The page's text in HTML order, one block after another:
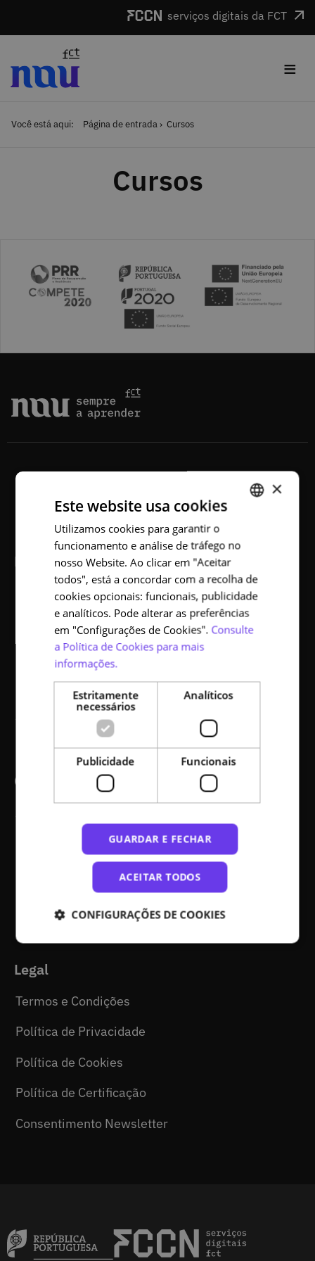
serviços digitais da FCT
≡
Você está aqui: Página de entrada Cursos
Cursos
NAU
Como se tornar parceiro
Código aberto
Acessibilidade
Comunicação
Legal
Termos e Condições
Política de Privacidade
Política de Cookies
Política de Certificação
Consentimento Newsletter
ENGLISH
×
Este website usa cookies
Utilizamos cookies para garantir o
funcionamento e análise de tráfego no
nosso Website. Ao clicar em "Aceitar
todos", está a concordar com a recolha de
cookies opcionais: funcionais, publicidade
e analíticos. Pode alterar as preferências
em "Configurações de Cookies". Consulte
a Política de Cookies para mais
informações.
Estritamente
necessários
Analíticos
Publicidade Funcionais
GUARDAR E FECHAR
ACEITAR TODOS
CONFIGURAÇÕES DE COOKIES